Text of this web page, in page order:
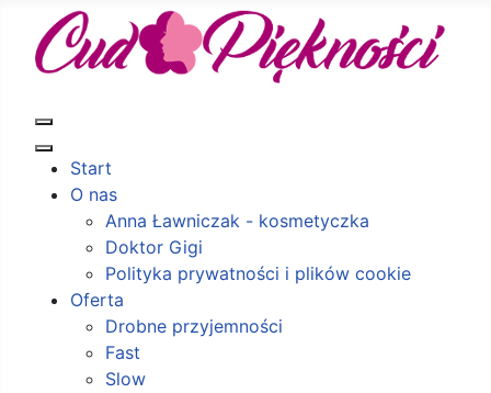
Start
O nas
Anna Ławniczak - kosmetyczka
Doktor Gigi
Polityka prywatności i plików cookie
Oferta
Drobne przyjemności
Fast
Slow